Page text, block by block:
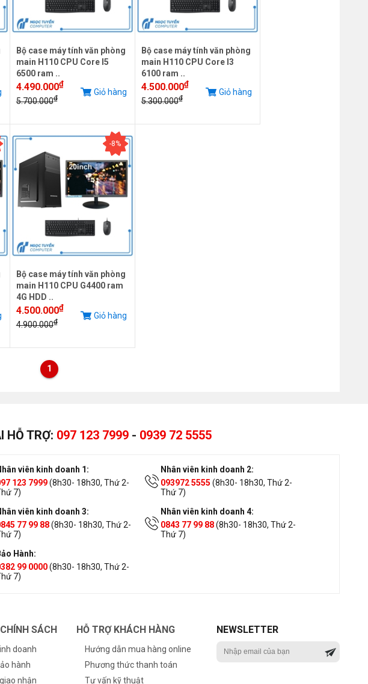
Bộ case máy tính văn phòng
main H110 CPU Core I5
6500 ram ..
4.490.000₫
5.700.000₫
Giỏ hàng
Bộ case máy tính văn phòng
main H110 CPU Core I3
6100 ram ..
4.500.000₫
5.300.000₫
Giỏ hàng
-8%
Bộ case máy tính văn phòng
main H110 CPU G4400 ram
4G HDD ..
4.500.000₫
4.900.000₫
Giỏ hàng
1
HỖ TRỢ: 097 123 7999 - 0939 72 5555
viên kinh doanh 1:
123 7999(8h30- 18h30, Thứ 2-
7)
Nhân viên kinh doanh 2:
093972 5555 (8h30- 18h30, Thứ 2-
Thứ 7)
viên kinh doanh 3:
77 99 88(8h30- 18h30, Thứ 2-
7)
Nhân viên kinh doanh 4:
0843 77 99 88(8h30- 18h30, Thứ 2-
Thứ 7)
Hành:
99 0000(8h30- 18h30, Thứ 2-
7)
SÁCH
doanh
hành
nhận
HỖ TRỢ KHÁCH HÀNG
Hướng dẫn mua hàng online
Phương thức thanh toán
Tư vấn kỹ thuật
NEWSLETTER